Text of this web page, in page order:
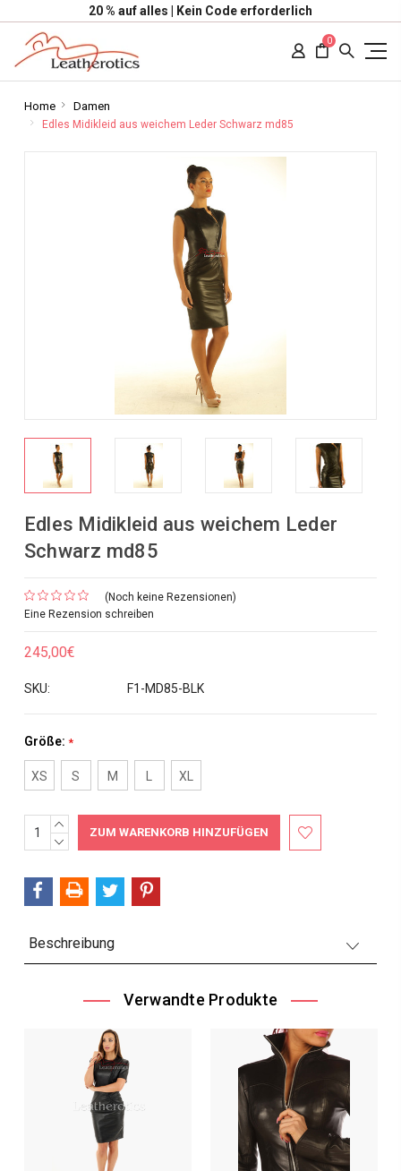
20 % auf alles | Kein Code erforderlich
0
Home Damen
Edles Midikleid aus weichem Leder Schwarz md85
Edles Midikleid aus weichem Leder
Schwarz md85
(Noch keine Rezensionen)
Eine Rezension schreiben
245,00€
SKU: F1-MD85-BLK
Größe: *
XS S M XL
Aktueller
Bestand:
MENGE
ERHÖHEN:
MENGE
Beschreibung
Verwandte Produkte